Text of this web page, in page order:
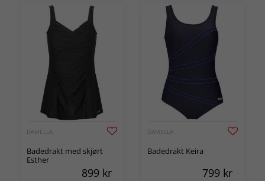
DAMELLA
Badedrakt med skjørt
Esther
899 kr
DAMELLA
Badedrakt Keira
799 kr